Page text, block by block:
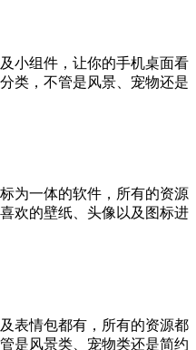
小组件，让你的手机桌面看
类，不管是风景、宠物还是
为一体的软件，所有的资源
欢的壁纸、头像以及图标进
表情包都有，所有的资源都
是风景类、宠物类还是简约